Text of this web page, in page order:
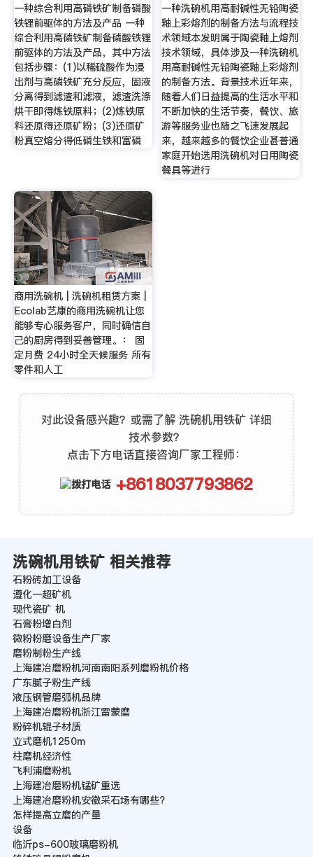
一种综合利用高磷铁矿制备磷酸
铁锂前驱体的方法及产品 一种
综合利用高磷铁矿制备磷酸铁锂
前驱体的方法及产品，其中方法
包括步骤：(1)以稀硫酸作为浸
出剂与高磷铁矿充分反应，固液
分离得到滤渣和滤液，滤渣洗涤
烘干即得炼铁原料；(2)炼铁原
料还原得还原矿粉；(3)还原矿
粉真空熔分得低磷生铁和富磷
一种洗碗机用高耐碱性无铅陶瓷
釉上彩熔剂的制备方法与流程技
术领域本发明属于陶瓷釉上熔剂
技术领域，具体涉及一种洗碗机
用高耐碱性无铅陶瓷釉上彩熔剂
的制备方法。背景技术近年来，
随着人们日益提高的生活水平和
不断加快的生活节奏，餐饮、旅
游等服务业也随之飞速发展起
来，越来越多的餐饮企业甚普通
家庭开始选用洗碗机对日用陶瓷
餐具等进行
商用洗碗机 | 洗碗机租赁方案 |
Ecolab艺康的商用洗碗机让您
能够专心服务客户，同时确信自
己的厨房得到妥善管理。： 固
定月费 24小时全天候服务 所有
零件和人工
对此设备感兴趣？或需了解 洗碗机用铁矿 详细
技术参数？
点击下方电话直接咨询厂家工程师：
+8618037793862
洗碗机用铁矿 相关推荐
石粉砖加工设备
遵化一超矿机
现代瓷矿 机
石膏粉增白剂
微粉粉磨设备生产厂家
磨粉制粉生产线
上海建冶磨粉机河南南阳系列磨粉机价格
广东腻子粉生产线
液压钢管磨弧机品牌
上海建冶磨粉机浙江雷蒙磨
粉碎机辊子材质
立式磨机1250m
柱磨机经济性
飞利浦磨粉机
上海建冶磨粉机锰矿重选
上海建冶磨粉机安徽采石场有哪些?
怎样提高立磨的产量
设备
临沂ps-600玻璃磨粉机